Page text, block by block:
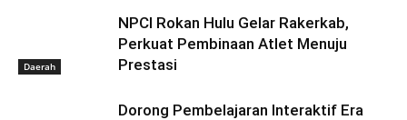
Daerah
NPCI Rokan Hulu Gelar Rakerkab,
Perkuat Pembinaan Atlet Menuju
Prestasi
Dorong Pembelajaran Interaktif Era